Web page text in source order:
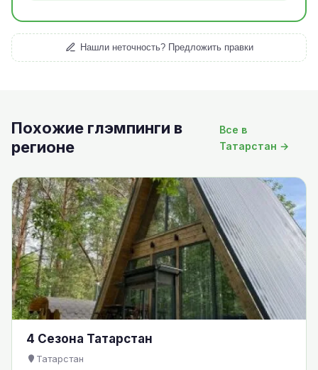
Нашли неточность? Предложить правки
Похожие глэмпинги в
регионе
Все в
Татарстан →
4 Сезона Татарстан
Татарстан